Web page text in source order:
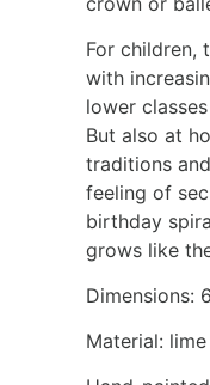
For children,
with
lower
But also at
traditions
feeling of
birthday
grows like
Dimensions:
Material: